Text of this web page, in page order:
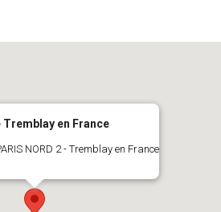
Tremblay en France
NORD 2 - Tremblay en France